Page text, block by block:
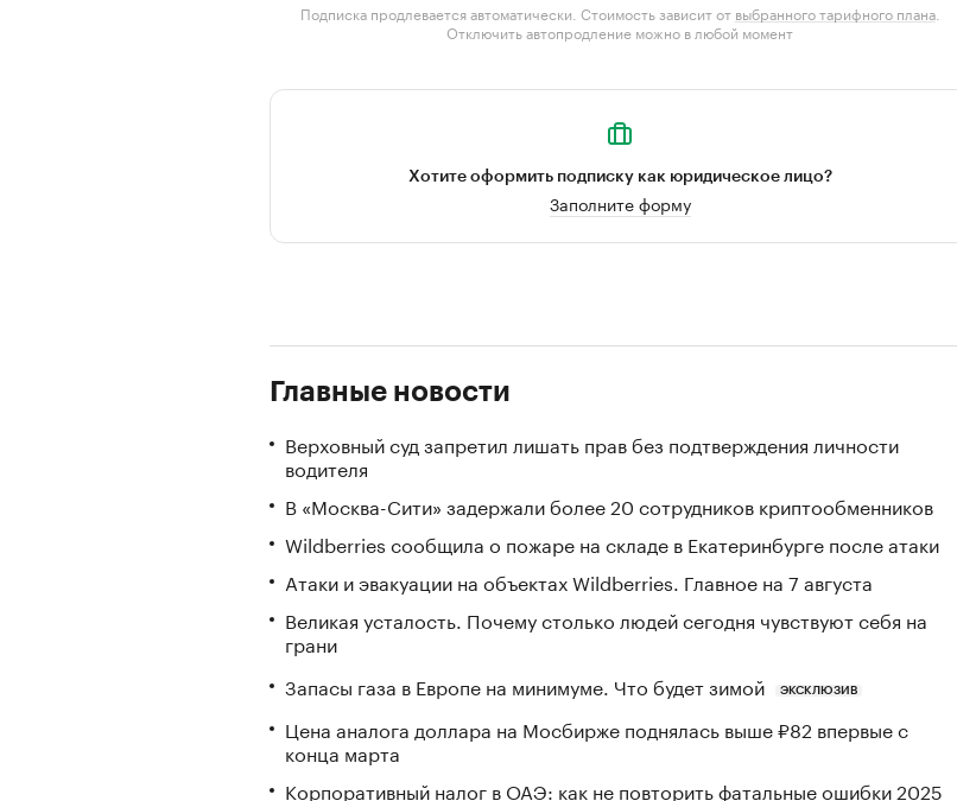
Подписка продлевается автоматически. Стоимость зависит от выбранного тарифного плана.
Отключить автопродление можно в любой момент
Хотите оформить подписку как юридическое лицо?
Заполните форму
Главные новости
Верховный суд запретил лишать прав без подтверждения личности
водителя
В «Москва-Сити» задержали более 20 сотрудников криптообменников
Wildberries сообщила о пожаре на складе в Екатеринбурге после атаки
Атаки и эвакуации на объектах Wildberries. Главное на 7 августа
Великая усталость. Почему столько людей сегодня чувствуют себя на
грани
Запасы газа в Европе на минимуме. Что будет зимой
ЭКСКЛЮЗИВ
Цена аналога доллара на Мосбирже поднялась выше ₽82 впервые с
конца марта
Корпоративный налог в ОАЭ: как не повторить фатальные ошибки 2025